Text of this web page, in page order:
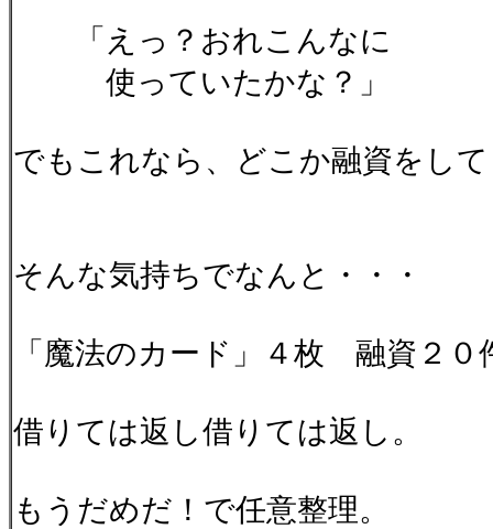
「えっ？おれこんなに
使っていたかな？」
でもこれなら、どこか融資をし
そんな気持ちでなんと・・・
「魔法のカード」４枚 融資２０
借りては返し借りては返し。
もうだめだ！で任意整理。